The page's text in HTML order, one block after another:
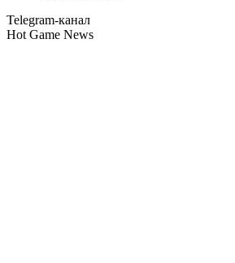
Telegram-канал
Hot Game News